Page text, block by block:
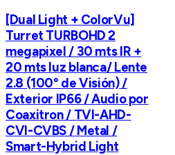
[Dual Light + ColorVu]
Turret TURBOHD 2
megapixel / 30 mts IR +
20 mts luz blanca/ Lente
2.8 (100° de Visión) /
Exterior IP66 / Audio por
Coaxitron / TVI-AHD-
CVI-CVBS / Metal /
Smart-Hybrid Light